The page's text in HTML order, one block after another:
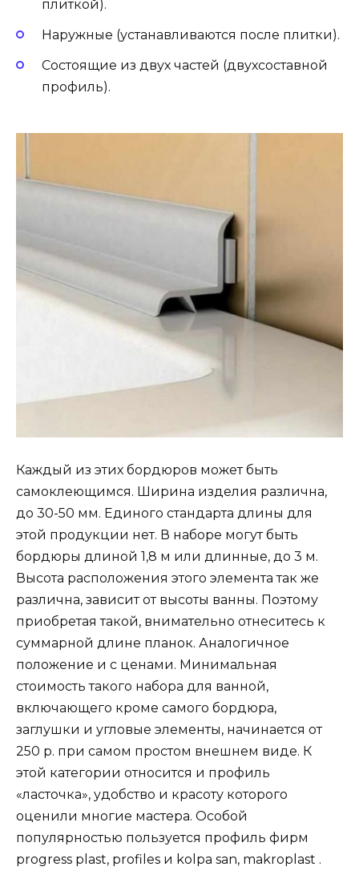
плиткой).
Наружные (устанавливаются после плитки).
Состоящие из двух частей (двухсоставной
профиль).
Каждый из этих бордюров может быть
самоклеющимся. Ширина изделия различна,
до 30-50 мм. Единого стандарта длины для
этой продукции нет. В наборе могут быть
бордюры длиной 1,8 м или длинные, до 3 м.
Высота расположения этого элемента так же
различна, зависит от высоты ванны. Поэтому
приобретая такой, внимательно отнеситесь к
суммарной длине планок. Аналогичное
положение и с ценами. Минимальная
стоимость такого набора для ванной,
включающего кроме самого бордюра,
заглушки и угловые элементы, начинается от
250 р. при самом простом внешнем виде. К
этой категории относится и профиль
«ласточка», удобство и красоту которого
оценили многие мастера. Особой
популярностью пользуется профиль фирм
progress plast, profiles и kolpa san, makroplast .